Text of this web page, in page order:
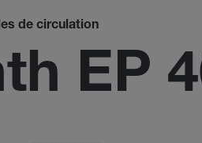
de circulation
EP